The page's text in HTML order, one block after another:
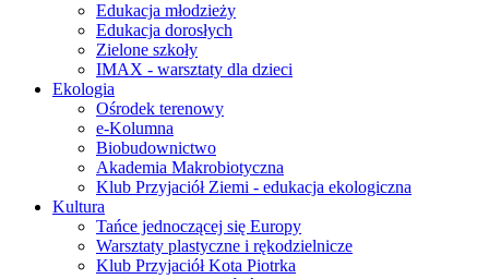
Edukacja młodzieży
Edukacja dorosłych
Zielone szkoły
IMAX - warsztaty dla dzieci
Ekologia
Ośrodek terenowy
e-Kolumna
Biobudownictwo
Akademia Makrobiotyczna
Klub Przyjaciół Ziemi - edukacja ekologiczna
Kultura
Tańce jednoczącej się Europy
Warsztaty plastyczne i rękodzielnicze
Klub Przyjaciół Kota Piotrka